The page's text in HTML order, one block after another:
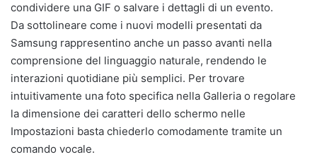
condividere una GIF o salvare i dettagli di un evento.
Da sottolineare come i nuovi modelli presentati da
Samsung rappresentino anche un passo avanti nella
comprensione del linguaggio naturale, rendendo le
interazioni quotidiane più semplici. Per trovare
intuitivamente una foto specifica nella Galleria o regolare
la dimensione dei caratteri dello schermo nelle
Impostazioni basta chiederlo comodamente tramite un
comando vocale.